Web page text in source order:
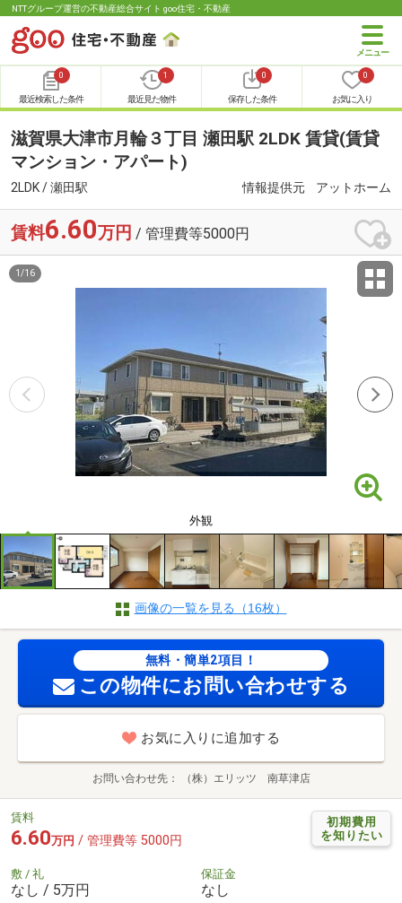
NTTグループ運営の不動産総合サイト goo住宅・不動産
0
最近検索した条件
1
最近見た物件
0
保存した条件
0
お気に入り
滋賀県大津市月輪３丁目 瀬田駅 2LDK 賃貸(賃貸
マンション・アパート)
2LDK / 瀬田駅 情報提供元 アットホーム
賃料6.60万円 / 管理費等5000円
外観
1 /16
画像の一覧を見る（16枚）
無料・簡単2項目！
この物件にお問い合わせする
お気に入りに追加する
お問い合わせ先 （株）エリッツ 南草津店
初期費用
を知りたい
賃料
6.60万円 / 管理費等 5000円
敷 / 礼
なし / 5万円
保証金
なし